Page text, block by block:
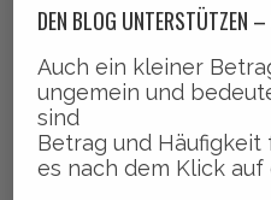
DEN BLOG UNTERSTÜTZEN
Auch ein kleiner
ungemein und
sind
Betrag und
es nach dem Klick auf